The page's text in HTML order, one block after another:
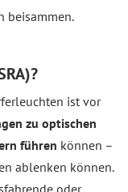
beisammen.
ist vor
zu optischen
führen können –
ablenken können.
oder